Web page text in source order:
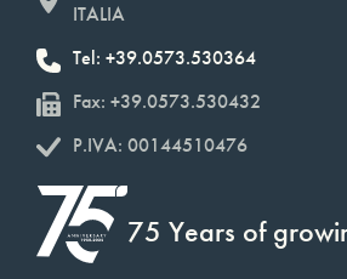
ITALIA
Tel: +39.0573.530364
Fax: +39.0573.530432
P.IVA: 00144510476
75 Years of